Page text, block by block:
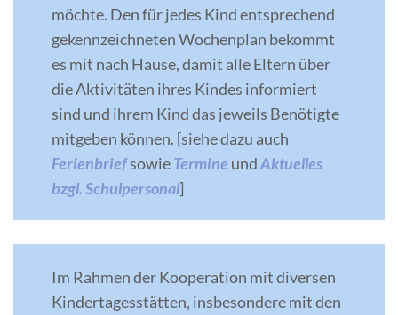
möchte. Den für jedes Kind entsprechend
gekennzeichneten Wochenplan bekommt
es mit nach Hause, damit alle Eltern über
die Aktivitäten ihres Kindes informiert
sind und ihrem Kind das jeweils Benötigte
mitgeben können. [siehe dazu auch
FerienbriefsowieTermine undAktuelles
bzgl. Schulpersonal]
Im Rahmen der Kooperation mit diversen
Kindertagesstätten, insbesondere mit den